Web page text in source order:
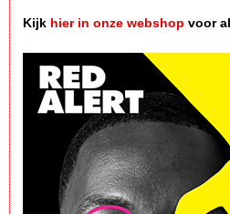
Kijk hier in onze webshop voor